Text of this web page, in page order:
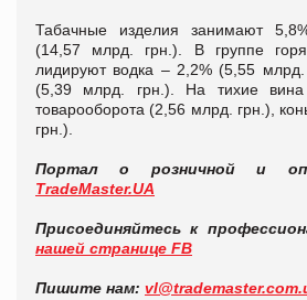
Табачные изделия занимают
(14,57 млрд. грн.). В группе
лидируют водка – 2,2% (5,55
(5,39 млрд. грн.). На тихие вина
товарооборота (2,56 млрд. грн.),
грн.).
Портал о розничной и
TradeMaster.UA
Присоединяйтесь к
нашей странице FB
Пишите нам: